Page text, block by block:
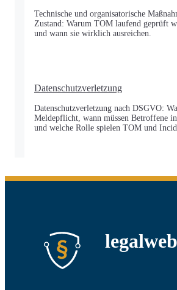
Technische und organisatorische
Zustand: Warum TOM laufend geprüft
und wann sie wirklich ausreichen.
Datenschutzverletzung
Datenschutzverletzung nach DSGVO:
Meldepflicht, wann müssen Betroffene
und welche Rolle spielen TOM und
legalweb